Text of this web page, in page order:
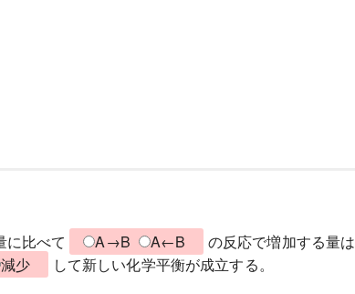
比べて
A→B A←B の反応で増加する量は
減少
して新しい化学平衡が成立する。